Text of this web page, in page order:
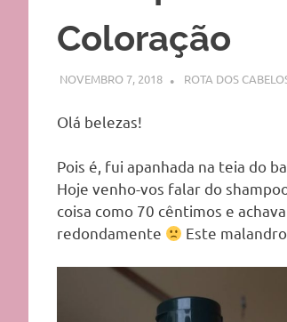
Coloração
NOVEMBRO 7, 2018 ROTA DOS
Olá belezas!
Pois é, fui apanhada na teia do
Hoje venho-vos falar do
coisa como 70 cêntimos e
redondamente
Este